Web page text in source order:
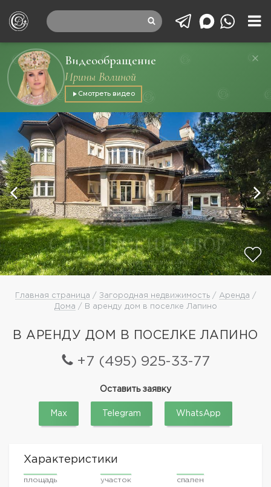
Видеообращение
Ирины Волиной
Смотреть видео
Главная страница / Загородная недвижимость/ Аренда /
Дома / В аренду дом в поселке Лапино
В АРЕНДУ ДОМ В ПОСЕЛКЕ ЛАПИНО
+7 (495) 925-33-77
Оставить заявку
Max Telegram WhatsApp
Характеристики
площадь участок спален